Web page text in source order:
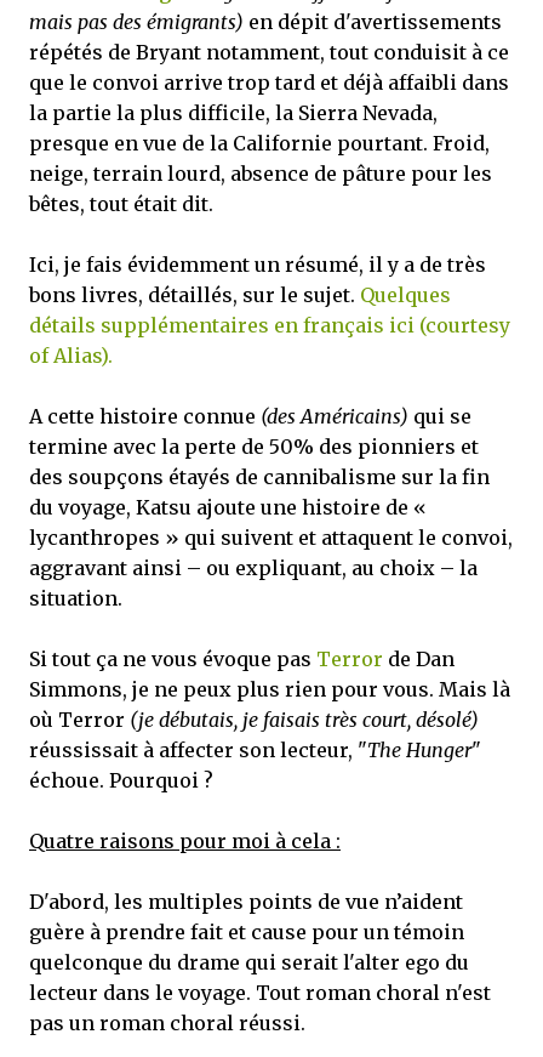
mais pas des émigrants) en dépit d'avertissements
répétés de Bryant notamment, tout conduisit à ce
que le convoi arrive trop tard et déjà affaibli dans
la partie la plus difficile, la Sierra Nevada,
presque en vue de la Californie pourtant. Froid,
neige, terrain lourd, absence de pâture pour les
bêtes, tout était dit.
Ici, je fais évidemment un résumé, il y a de très
bons livres, détaillés, sur le sujet. Quelques
détails supplémentaires en français ici (courtesy
of Alias).
A cette histoire connue (des Américains) qui se
termine avec la perte de 50% des pionniers et
des soupçons étayés de cannibalisme sur la fin
du voyage, Katsu ajoute une histoire de «
lycanthropes » qui suivent et attaquent le convoi,
aggravant ainsi – ou expliquant, au choix – la
situation.
Si tout ça ne vous évoque pas Terror de Dan
Simmons, je ne peux plus rien pour vous. Mais là
où Terror (je débutais, je faisais très court, désolé)
réussissait à affecter son lecteur, "The Hunger"
échoue. Pourquoi ?
Quatre raisons pour moi à cela :
D'abord, les multiples points de vue n’aident
guère à prendre fait et cause pour un témoin
quelconque du drame qui serait l'alter ego du
lecteur dans le voyage. Tout roman choral n'est
pas un roman choral réussi.